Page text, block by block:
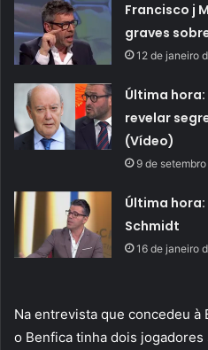
Francisco j
graves
12 de janeiro
Última
revelar
(Vídeo)
9 de
Última hora:
Schmidt
16 de janeiro
Na entrevista que concedeu à
o Benfica tinha dois